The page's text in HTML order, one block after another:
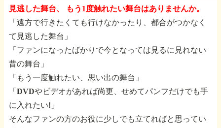
見逃した舞台、 もう1度触れたい舞台はありませんか。
「遠方で行きたくても行けなかったり、都合がつかなく
て見逃した舞台」
「ファンになったばかりで今となっては見るに見れない
昔の舞台」
「もう一度触れたい、思い出の舞台」
「DVDやビデオがあれば尚更、せめてパンフだけでも手
に入れたい!」
そんなファンの方のお役に少しでも立てればと思ってい